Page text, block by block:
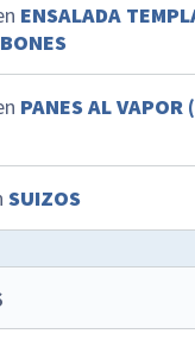
ENSALADA
PANES AL VAPOR
SUIZOS